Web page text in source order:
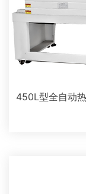
450L型全自动